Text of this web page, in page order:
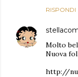
RISPONDI
Molto
Nuova
http://